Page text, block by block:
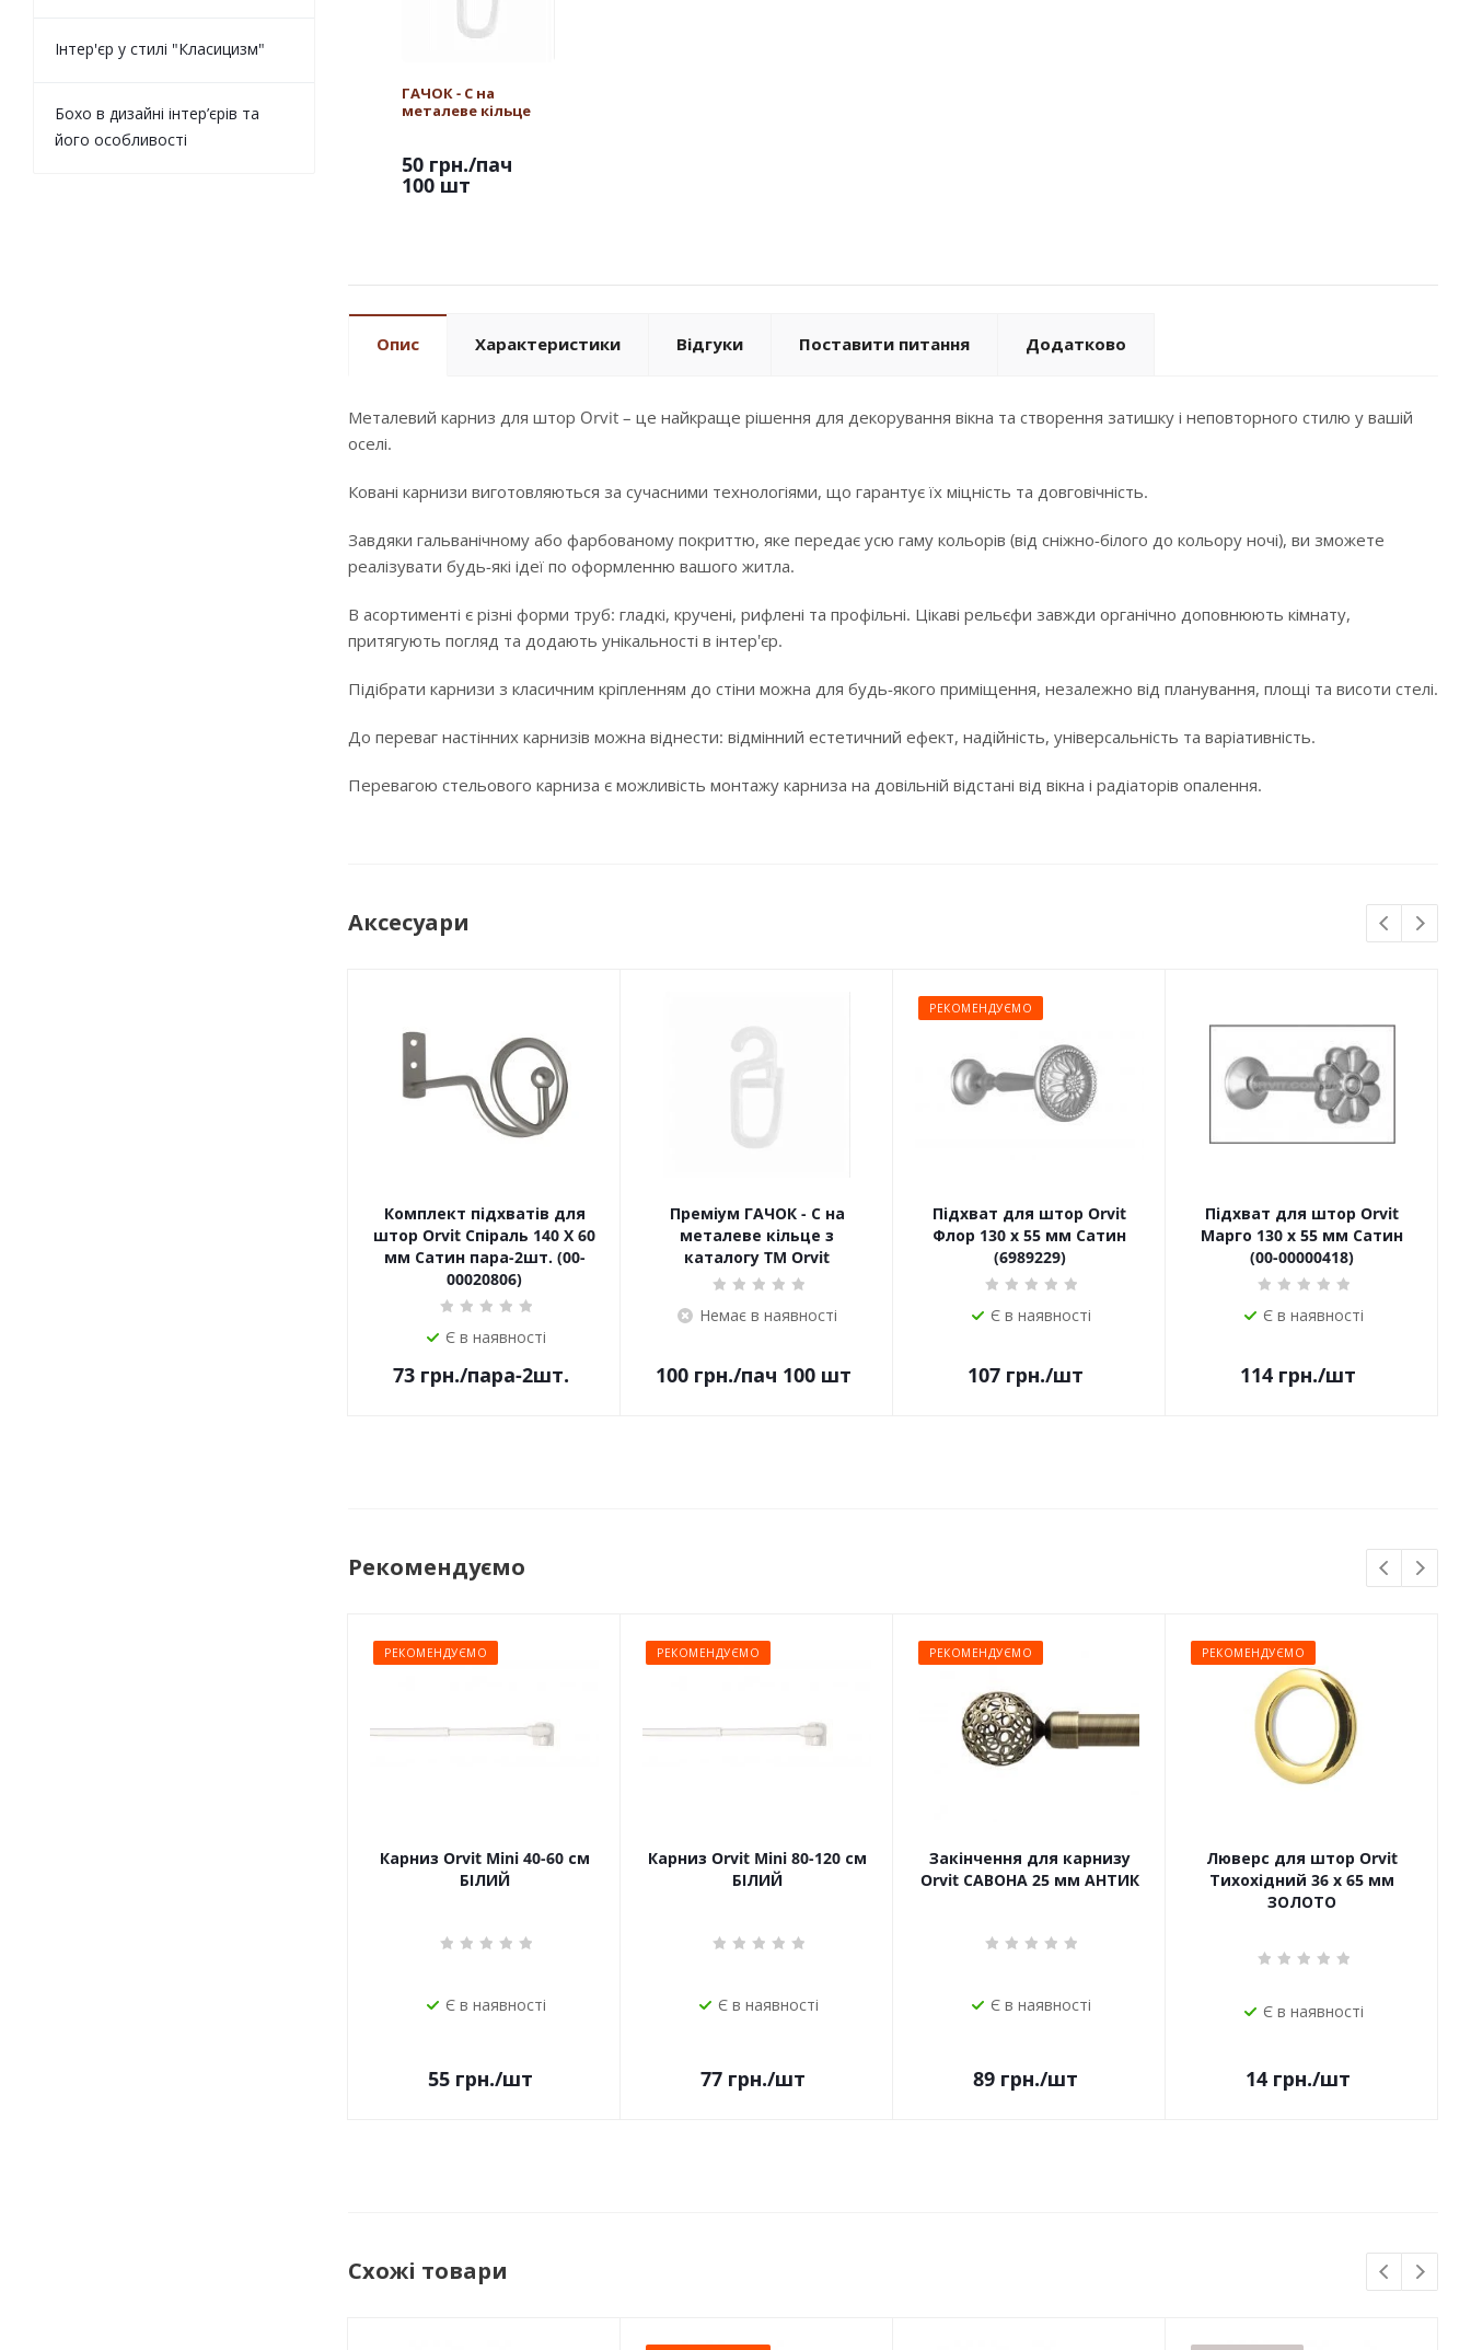
ГАЧОК - С на
металеве кільце
50 грн./пач
100 шт
Опис Характеристики Відгуки Поставити питання Додатково
Металевий карниз для штор Orvit – це найкраще рішення для декорування вікна та створення затишку і неповторного стилю у вашій
оселі.
Ковані карнизи виготовляються за сучасними технологіями, що гарантує їх міцність та довговічність.
Завдяки гальванічному або фарбованому покриттю, яке передає усю гаму кольорів (від сніжно-білого до кольору ночі), ви зможете
реалізувати будь-які ідеї по оформленню вашого житла.
В асортименті є різні форми труб: гладкі, кручені, рифлені та профільні. Цікаві рельєфи завжди органічно доповнюють кімнату,
притягують погляд та додають унікальності в інтер'єр.
Підібрати карнизи з класичним кріпленням до стіни можна для будь-якого приміщення, незалежно від планування, площі та висоти стелі.
До переваг настінних карнизів можна віднести: відмінний естетичний ефект, надійність, універсальність та варіативність.
Перевагою стельового карниза є можливість монтажу карниза на довільній відстані від вікна і радіаторів опалення.
Аксесуари
Комплект підхватів для
штор Orvit Спіраль 140 Х 60
мм Сатин пара-2шт. (00-
00020806)
Є в наявності
73грн./пара-2шт.
Преміум ГАЧОК - С на
металеве кільце з
каталогу TM Orvit
Немає в наявності
100грн./пач 100 шт
РЕКОМЕНДУЄМО
Підхват для штор Orvit
Флор 130 х 55 мм Сатин
(6989229)
Є в наявності
107 грн./шт
Підхват для штор Orvit
Марго 130 х 55 мм Сатин
(00-00000418)
Є в наявності
114 грн./шт
Рекомендуємо
РЕКОМЕНДУЄМО
Карниз Orvit Mini 40-60 см
БІЛИЙ
Є в наявності
55 грн./шт
РЕКОМЕНДУЄМО
Карниз Orvit Mini 80-120 см
БІЛИЙ
Є в наявності
77 грн./шт
РЕКОМЕНДУЄМО
Закінчення для карнизу
Orvit САВОНА 25 мм АНТИК
Є в наявності
89 грн./шт
РЕКОМЕНДУЄМО
Люверс для штор Orvit
Тихохідний 36 х 65 мм
ЗОЛОТО
Є в наявності
14 грн./шт
Схожі товари
Інтер'єр у стилі "Класицизм"
Бохо в дизайні інтер’єрів та
його особливості